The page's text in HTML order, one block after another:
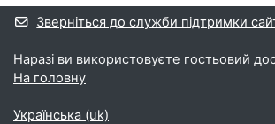
Зверніться до служби підтримки
Наразі ви використовуєте гостьовий
На головну
Українська ‎(uk)‎